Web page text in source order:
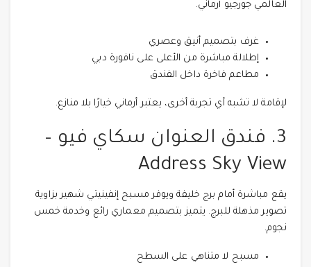
العالمي جورجيو أرماني.
غرف بتصميم أنيق وعصري
إطلالة مباشرة من الأعلى على نافورة دبي
مطاعم فاخرة داخل الفندق
لإقامة لا تشبه أي تجربة أخرى، يعتبر أرماني خيارًا بلا منازع.
3. فندق العنوان سكاي فيو –
Address Sky View
يقع مباشرة أمام برج خليفة ويوفر مسبح إنفينيتي شهير بزاوية
تصوير مذهلة للبرج. يتميز بتصميم معماري رائع وخدمة خمس
نجوم.
مسبح لا متناهي على السطح